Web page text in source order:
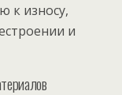
к износу,
и